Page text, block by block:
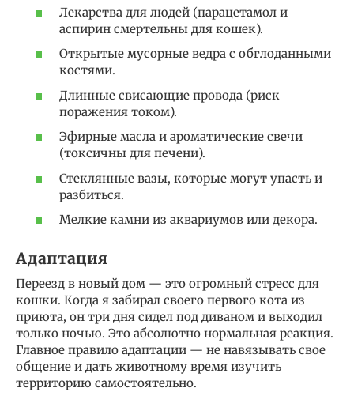
Лекарства для людей (парацетамол и
аспирин смертельны для кошек).
Открытые мусорные ведра с обглоданными
костями.
Длинные свисающие провода (риск
поражения током).
Эфирные масла и ароматические свечи
(токсичны для печени).
Стеклянные вазы, которые могут упасть и
разбиться.
Мелкие камни из аквариумов или декора.
Адаптация
Переезд в новый дом — это огромный стресс для
кошки. Когда я забирал своего первого кота из
приюта, он три дня сидел под диваном и выходил
только ночью. Это абсолютно нормальная реакция.
Главное правило адаптации — не навязывать свое
общение и дать животному время изучить
территорию самостоятельно.